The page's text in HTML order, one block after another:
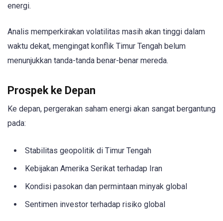
energi.
Analis memperkirakan volatilitas masih akan tinggi dalam
waktu dekat, mengingat konflik Timur Tengah belum
menunjukkan tanda-tanda benar-benar mereda.
Prospek ke Depan
Ke depan, pergerakan saham energi akan sangat bergantung
pada:
Stabilitas geopolitik di Timur Tengah
Kebijakan Amerika Serikat terhadap Iran
Kondisi pasokan dan permintaan minyak global
Sentimen investor terhadap risiko global